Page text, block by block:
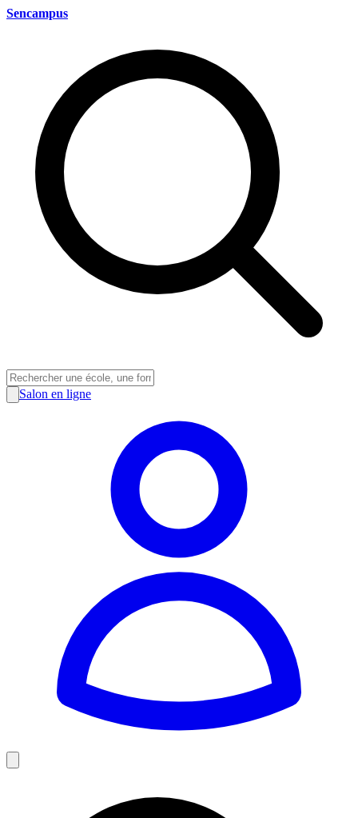
Sencampus
Salon en ligne